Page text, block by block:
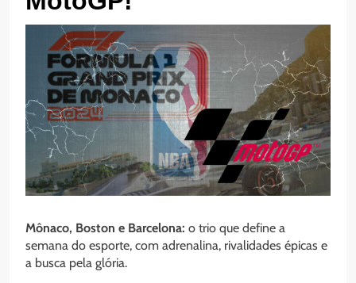
Mônaco, Boston e Barcelona: o trio que define a
semana do esporte, com adrenalina, rivalidades épicas e
a busca pela glória.